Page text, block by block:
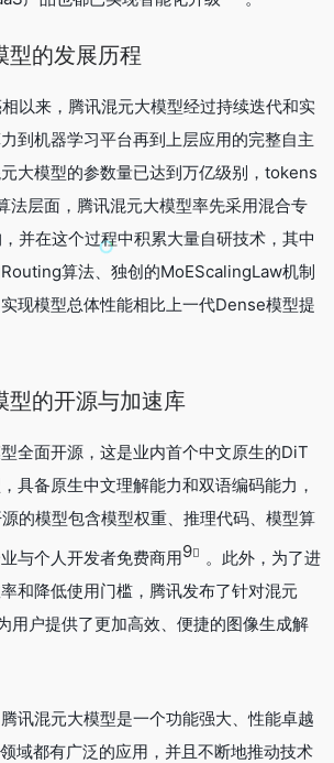
型的发展历程
以来，腾讯混元大模型经过持续迭代和实
到机器学习平台再到上层应用的完整自主
大模型的参数量已达到万亿级别，tokens
法层面，腾讯混元大模型率先采用混合专
并在这个过程中积累大量自研技术，其中
算法、独创的MoEScalingLaw机制
现模型总体性能相比上一代Dense模型提
型的开源与加速库
全面开源，这是业内首个中文原生的DiT
具备原生中文理解能力和双语编码能力，
的模型包含模型权重、推理代码、模型算
与个人开发者免费商用9
。此外，为了进
和降低使用门槛，腾讯发布了针对混元
用户提供了更加高效、便捷的图像生成解
讯混元大模型是一个功能强大、性能卓越
域都有广泛的应用，并且不断地推动技术